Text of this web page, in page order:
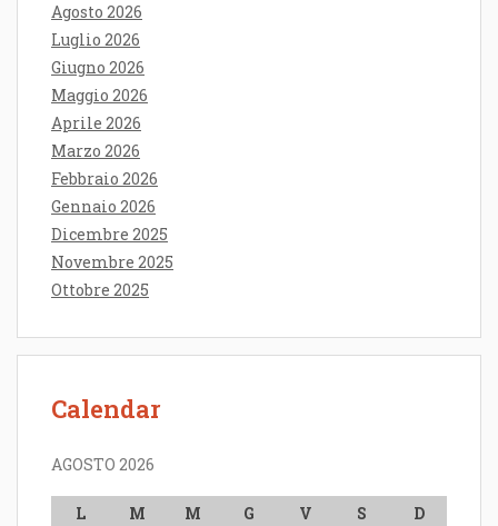
Agosto 2026
Luglio 2026
Giugno 2026
Maggio 2026
Aprile 2026
Marzo 2026
Febbraio 2026
Gennaio 2026
Dicembre 2025
Novembre 2025
Ottobre 2025
Calendar
AGOSTO 2026
L M M G V S
D